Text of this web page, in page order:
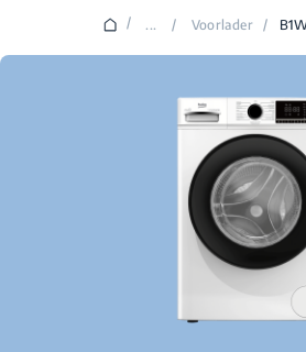
/ ... / Voorlader /